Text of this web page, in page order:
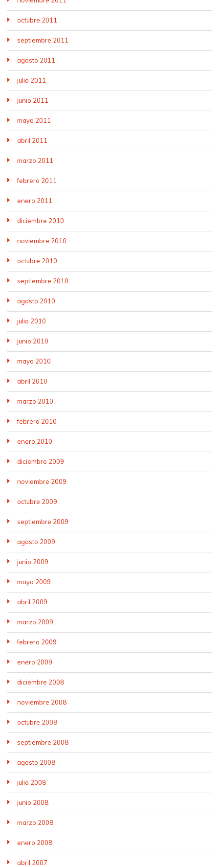
octubre 2011
septiembre 2011
agosto 2011
julio 2011
junio 2011
mayo 2011
abril 2011
marzo 2011
febrero 2011
enero 2011
diciembre 2010
noviembre 2010
octubre 2010
septiembre 2010
agosto 2010
julio 2010
junio 2010
mayo 2010
abril 2010
marzo 2010
febrero 2010
enero 2010
diciembre 2009
noviembre 2009
octubre 2009
septiembre 2009
agosto 2009
junio 2009
mayo 2009
abril 2009
marzo 2009
febrero 2009
enero 2009
diciembre 2008
noviembre 2008
octubre 2008
septiembre 2008
agosto 2008
julio 2008
junio 2008
marzo 2008
enero 2008
abril 2007